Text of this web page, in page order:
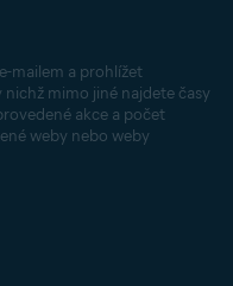
mailem a prohlížet
mimo jiné najdete časy
akce a počet
weby nebo weby